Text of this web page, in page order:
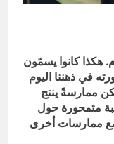
هكذا كانوا يسمّون
في ذهننا اليوم
ممارسةً ينتج
متمحورة حول
مع ممارسات أخرى